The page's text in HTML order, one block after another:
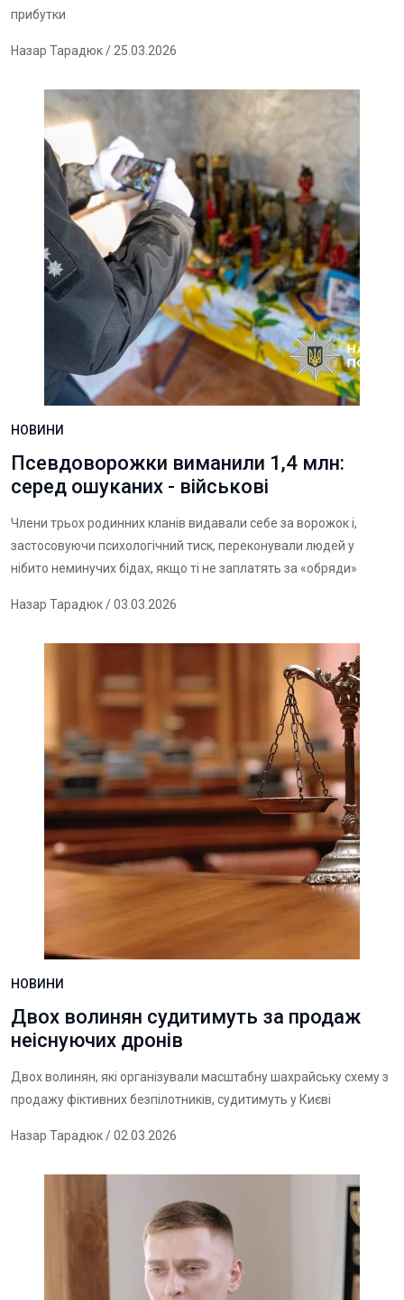
прибутки
Назар Тарадюк/ 25.03.2026
НОВИНИ
Псевдоворожки виманили 1,4 млн:
серед ошуканих - військові
Члени трьох родинних кланів видавали себе за ворожок і,
застосовуючи психологічний тиск, переконували людей у
нібито неминучих бідах, якщо ті не заплатять за «обряди»
Назар Тарадюк/ 03.03.2026
НОВИНИ
Двох волинян судитимуть за продаж
неіснуючих дронів
Двох волинян, які організували масштабну шахрайську схему з
продажу фіктивних безпілотників, судитимуть у Києві
Назар Тарадюк/ 02.03.2026